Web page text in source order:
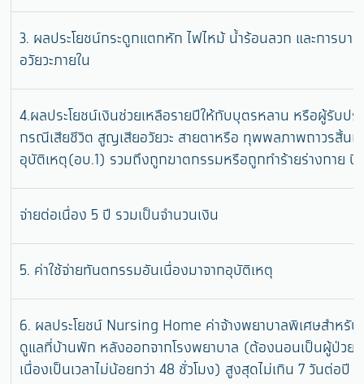
3. ผลประโยชน์กระดูกแตกหัก ไฟไหม้ น้ำร้อนลวก และการบาด
อวัยวะภายใน
4.ผลประโยชน์เงินช่วยเหลือรายปีให้กับบุตรหลาน หรือผู้รับปร
กรณีเสียชีวิต สูญเสียอวัยวะ สายตาหรือ ทุพพลภาพถาวรสิ้นเ
อุบัติเหตุ(อบ.1) รวมถึงถูกฆาตกรรมหรือถูกทำร้ายร่างกาย ปี
จ่ายต่อเนื่อง 5 ปี รวมเป็นจำนวนเงิน
5. ค่าใช้จ่ายทันตกรรมอันเนื่องมาจากอุบัติเหตุ
6. ผลประโยชน์ Nursing Home ค่าจ้างพยาบาลพิเศษสำหรับ
ดูแลที่บ้านพัก หลังออกจากโรงพยาบาล (ต้องนอนเป็นผู้ป่วย
เนื่องเป็นเวลาไม่น้อยกว่า 48 ชั่วโมง) สูงสุดไม่เกิน 7 วันต่อปี